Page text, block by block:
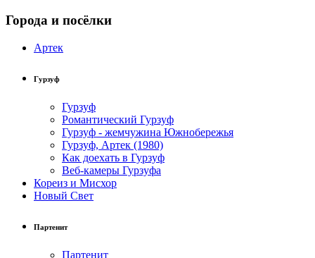
Города и посёлки
Артек
Гурзуф
Гурзуф
Романтический Гурзуф
Гурзуф - жемчужина Южнобережья
Гурзуф, Артек (1980)
Как доехать в Гурзуф
Веб-камеры Гурзуфа
Кореиз и Мисхор
Новый Свет
Партенит
Партенит